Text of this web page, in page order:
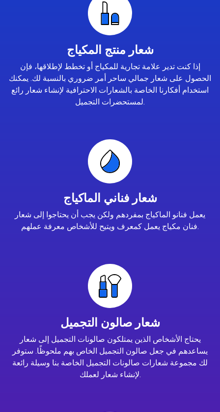
شعار منتج المكياج
إذا كنت تدير علامة تجارية للمكياج أو تخطط لإطلاقها، فإن
الحصول على شعار جمالي ساحر أمر ضروري بالنسبة لك. يمكنك
استخدام أفكارنا الخاصة بالشعارات الاحترافية لإنشاء شعار رائع
لمستحضرات التجميل.
شعار فناني الماكياج
يعمل فنانو الماكياج بمفردهم ولكن يجب أن يحتاجوا إلى شعار
فنان مكياج يعمل كمعرف ويتيح للأشخاص معرفة عملهم.
شعار صالون التجميل
يحتاج الأشخاص الذين يمتلكون صالونات التجميل إلى شعار
يساعدهم في جعل صالون التجميل الخاص بهم ملحوظًا. ستوفر
لك مجموعة شعارات صالونات التجميل الخاصة بنا وسيلة رائعة
لإنشاء شعار لعملك.